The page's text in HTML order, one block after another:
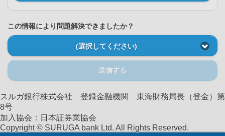
この情報により問題解決できましたか？
(選択してください)
送信する
スルガ銀行株式会社 登録金融機関 東海財務局長（登金）第
8号
加入協会：日本証券業協会
Copyright © SURUGA bank Ltd. All Rights Reserved.